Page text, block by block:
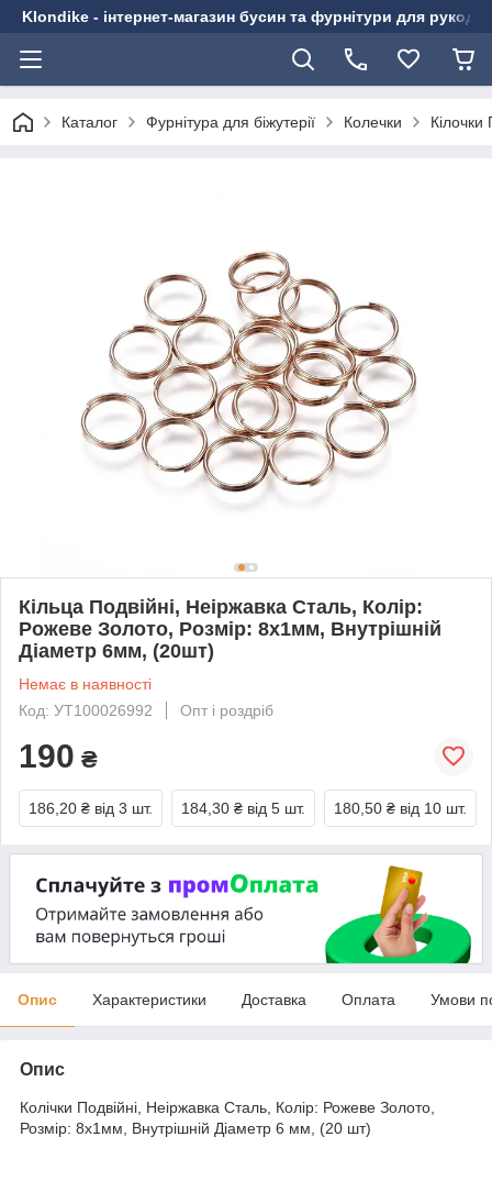
Klondike - інтернет-магазин бусин та фурнітури для
Каталог Фурнітура для біжутерії Колечки Кілочки
Кільца Подвійні, Неіржавка Сталь, Колір:
Рожеве Золото, Розмір: 8x1мм, Внутрішній
Діаметр 6мм, (20шт)
Немає в наявності
Код: УТ100026992
Опт і роздріб
190 ₴
186,20 ₴ від 3 шт. 184,30 ₴ від 5 шт. 180,50 ₴ від 10 шт.
Опис Характеристики Доставка Оплата Умови
Опис
Колічки Подвійні, Неіржавка Сталь, Колір: Рожеве Золото,
Розмір: 8x1мм, Внутрішній Діаметр 6 мм, (20 шт)